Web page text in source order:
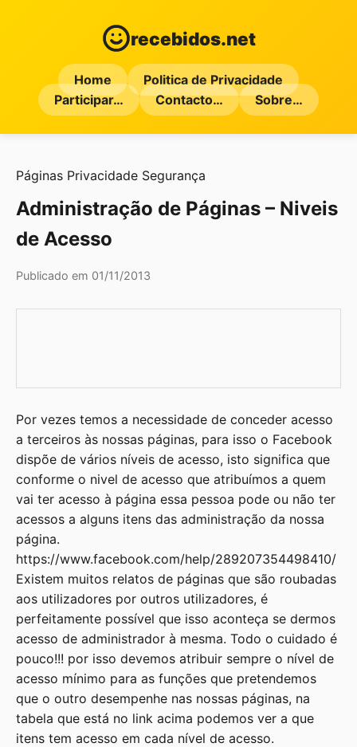
recebidos.net
Home
Politica de Privacidade
Participar…
Contacto… Sobre…
Páginas Privacidade Segurança
Administração de Páginas – Niveis
de Acesso
Publicado em 01/11/2013
Por vezes temos a necessidade de conceder acesso
a terceiros às nossas páginas, para isso o Facebook
dispõe de vários níveis de acesso, isto significa que
conforme o nivel de acesso que atribuímos a quem
vai ter acesso à página essa pessoa pode ou não ter
acessos a alguns itens das administração da nossa
página.
https://www.facebook.com/help/289207354498410/
Existem muitos relatos de páginas que são roubadas
aos utilizadores por outros utilizadores, é
perfeitamente possível que isso aconteça se dermos
acesso de administrador à mesma. Todo o cuidado é
pouco!!! por isso devemos atribuir sempre o nível de
acesso mínimo para as funções que pretendemos
que o outro desempenhe nas nossas páginas, na
tabela que está no link acima podemos ver a que
itens tem acesso em cada nível de acesso.